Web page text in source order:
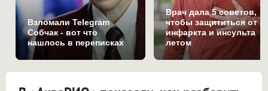
Взломали Telegram
Собчак - вот что
нашлось в переписках
Врач дала 5 советов,
чтобы защититься от
инфаркта и инсульта
летом